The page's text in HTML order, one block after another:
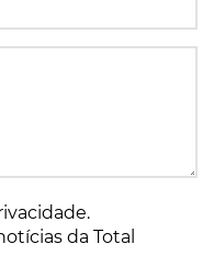
da Total